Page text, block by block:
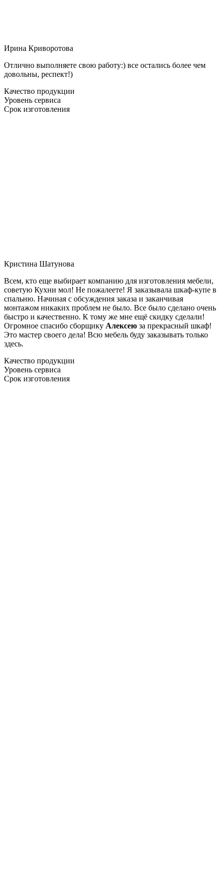
Ирина Криворотова
Отлично выполняете свою работу:) все остались более чем
довольны, респект!)
Качество продукции
Уровень сервиса
Срок изготовления
Кристина Шатунова
Всем, кто еще выбирает компанию для изготовления мебели,
советую Кухни мол! Не пожалеете! Я заказывала шкаф-купе в
спальню. Начиная с обсуждения заказа и заканчивая
монтажом никаких проблем не было. Все было сделано очень
быстро и качественно. К тому же мне ещё скидку сделали!
Огромное спасибо сборщику Алексею за прекрасный шкаф!
Это мастер своего дела! Всю мебель буду заказывать только
здесь.
Качество продукции
Уровень сервиса
Срок изготовления